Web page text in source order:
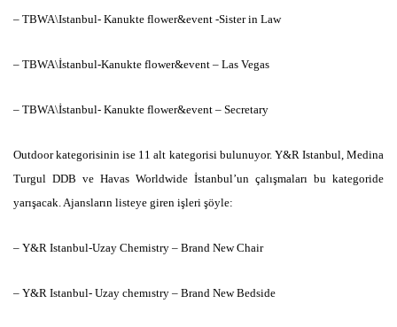
– TBWA\Istanbul- Kanukte flower&event -Sister in Law
– TBWA\İstanbul-Kanukte flower&event – Las Vegas
– TBWA\İstanbul- Kanukte flower&event – Secretary
Outdoor kategorisinin ise 11 alt kategorisi bulunuyor. Y&R Istanbul, Medina
Turgul DDB ve Havas Worldwide İstanbul’un çalışmaları bu kategoride
yarışacak. Ajansların listeye giren işleri şöyle:
– Y&R Istanbul-Uzay Chemistry – Brand New Chair
– Y&R Istanbul- Uzay chemıstry – Brand New Bedside